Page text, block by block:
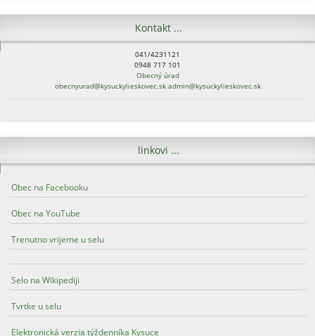
Kontakt ...
041/4231121
0948 717 101
Obecný úrad
obecnyurad@kysuckylieskovec.sk admin@kysuckylieskovec.sk
linkovi ...
Obec na Facebooku
Obec na YouTube
Trenutno vrijeme u selu
Selo na Wikipediji
Tvrtke u selu
Elektronická verzia týždenníka Kysuce